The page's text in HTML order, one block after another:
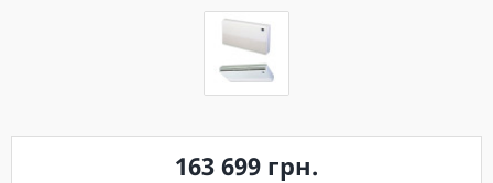
163 699 грн.